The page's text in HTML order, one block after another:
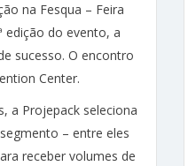
na Fesqua – Feira
edição do evento, a
sucesso. O encontro
Center.
a Projepack seleciona
– entre eles
receber volumes de